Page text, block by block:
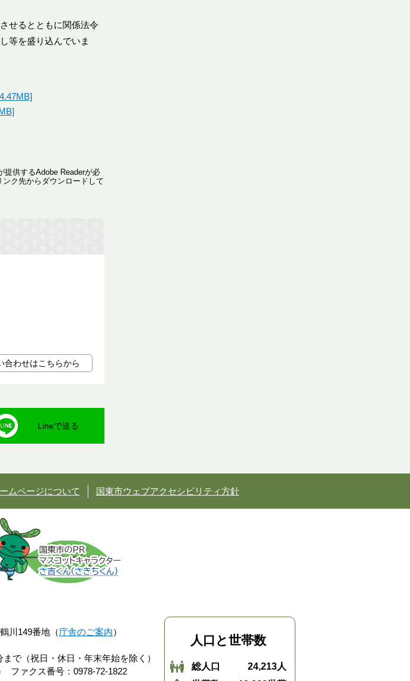
せるとともに関係法令
等を盛り込んでいま
提供するAdobe Readerが必
ク先からダウンロードして
合わせはこちらから
Lineで送る
ムページについて 国東市ウェブアクセシビリティ方針
川149番地（庁舎のご案内）
で（祝日・休日・年末年始を除く）
ファクス番号：0978-72-1822
人口と世帯数
総人口
24,213人